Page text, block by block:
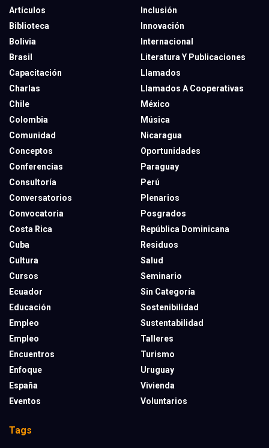
Artículos
Biblioteca
Bolivia
Brasil
Capacitación
Charlas
Chile
Colombia
Comunidad
Conceptos
Conferencias
Consultoría
Conversatorios
Convocatoria
Costa Rica
Cuba
Cultura
Cursos
Ecuador
Educación
Empleo
Empleo
Encuentros
Enfoque
España
Eventos
Inclusión
Innovación
Internacional
Literatura Y Publicaciones
Llamados
Llamados A Cooperativas
México
Música
Nicaragua
Oportunidades
Paraguay
Perú
Plenarios
Posgrados
República Dominicana
Residuos
Salud
Seminario
Sin Categoría
Sostenibilidad
Sustentabilidad
Talleres
Turismo
Uruguay
Vivienda
Voluntarios
Tags